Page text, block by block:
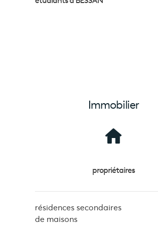
Immobilier
propriétaires
résidences secondaires
de maisons